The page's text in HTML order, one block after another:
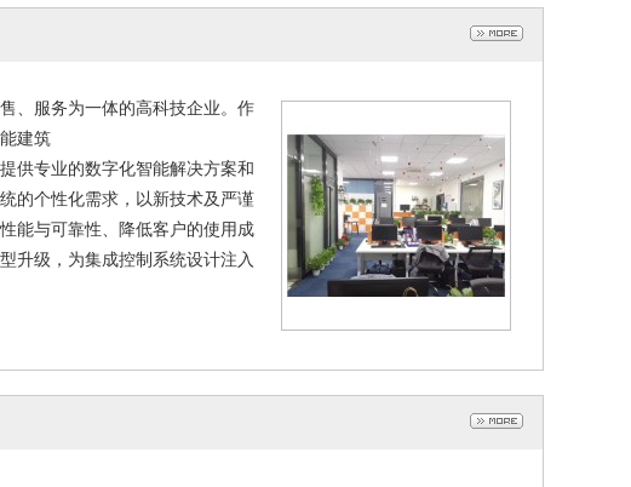
屏 展馆中控平板已成为多媒体管理工具
2024-12-02
、服务为一体的高科技企业。作
建筑
供专业的数字化智能解决方案和
的个性化需求，以新技术及严谨
能与可靠性、降低客户的使用成
升级，为集成控制系统设计注入